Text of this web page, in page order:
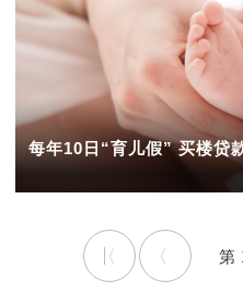
每年10日“育儿假” 买楼贷